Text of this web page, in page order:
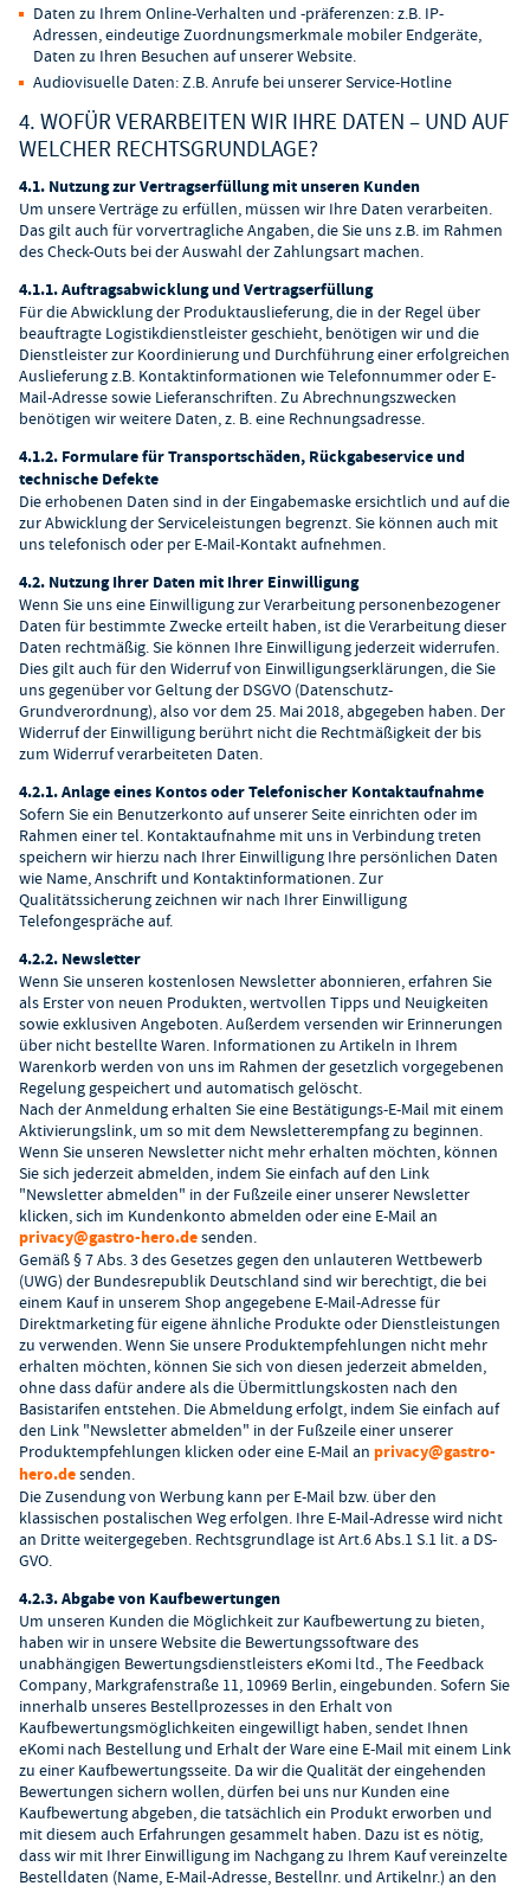
Daten zu Ihrem Online-Verhalten und -präferenzen: z.B. IP-
Adressen, eindeutige Zuordnungsmerkmale mobiler Endgeräte,
Daten zu Ihren Besuchen auf unserer Website.
Audiovisuelle Daten: Z.B. Anrufe bei unserer Service-Hotline
4. WOFÜR VERARBEITEN WIR IHRE DATEN – UND AUF
WELCHER RECHTSGRUNDLAGE?
4.1. Nutzung zur Vertragserfüllung mit unseren Kunden
Um unsere Verträge zu erfüllen, müssen wir Ihre Daten verarbeiten.
Das gilt auch für vorvertragliche Angaben, die Sie uns z.B. im Rahmen
des Check-Outs bei der Auswahl der Zahlungsart machen.
4.1.1. Auftragsabwicklung und Vertragserfüllung
Für die Abwicklung der Produktauslieferung, die in der Regel über
beauftragte Logistikdienstleister geschieht, benötigen wir und die
Dienstleister zur Koordinierung und Durchführung einer erfolgreichen
Auslieferung z.B. Kontaktinformationen wie Telefonnummer oder E-
Mail-Adresse sowie Lieferanschriften. Zu Abrechnungszwecken
benötigen wir weitere Daten, z. B. eine Rechnungsadresse.
4.1.2. Formulare für Transportschäden, Rückgabeservice und
technische Defekte
Die erhobenen Daten sind in der Eingabemaske ersichtlich und auf die
zur Abwicklung der Serviceleistungen begrenzt. Sie können auch mit
uns telefonisch oder per E-Mail-Kontakt aufnehmen.
4.2. Nutzung Ihrer Daten mit Ihrer Einwilligung
Wenn Sie uns eine Einwilligung zur Verarbeitung personenbezogener
Daten für bestimmte Zwecke erteilt haben, ist die Verarbeitung dieser
Daten rechtmäßig. Sie können Ihre Einwilligung jederzeit widerrufen.
Dies gilt auch für den Widerruf von Einwilligungserklärungen, die Sie
uns gegenüber vor Geltung der DSGVO (Datenschutz-
Grundverordnung), also vor dem 25. Mai 2018, abgegeben haben. Der
Widerruf der Einwilligung berührt nicht die Rechtmäßigkeit der bis
zum Widerruf verarbeiteten Daten.
4.2.1. Anlage eines Kontos oder Telefonischer Kontaktaufnahme
Sofern Sie ein Benutzerkonto auf unserer Seite einrichten oder im
Rahmen einer tel. Kontaktaufnahme mit uns in Verbindung treten
speichern wir hierzu nach Ihrer Einwilligung Ihre persönlichen Daten
wie Name, Anschrift und Kontaktinformationen. Zur
Qualitätssicherung zeichnen wir nach Ihrer Einwilligung
Telefongespräche auf.
4.2.2. Newsletter
Wenn Sie unseren kostenlosen Newsletter abonnieren, erfahren Sie
als Erster von neuen Produkten, wertvollen Tipps und Neuigkeiten
sowie exklusiven Angeboten. Außerdem versenden wir Erinnerungen
über nicht bestellte Waren. Informationen zu Artikeln in Ihrem
Warenkorb werden von uns im Rahmen der gesetzlich vorgegebenen
Regelung gespeichert und automatisch gelöscht.
Nach der Anmeldung erhalten Sie eine Bestätigungs-E-Mail mit einem
Aktivierungslink, um so mit dem Newsletterempfang zu beginnen.
Wenn Sie unseren Newsletter nicht mehr erhalten möchten, können
Sie sich jederzeit abmelden, indem Sie einfach auf den Link
"Newsletter abmelden" in der Fußzeile einer unserer Newsletter
klicken, sich im Kundenkonto abmelden oder eine E-Mail an
privacy@gastro-hero.desenden.
Gemäß § 7 Abs. 3 des Gesetzes gegen den unlauteren Wettbewerb
(UWG) der Bundesrepublik Deutschland sind wir berechtigt, die bei
einem Kauf in unserem Shop angegebene E-Mail-Adresse für
Direktmarketing für eigene ähnliche Produkte oder Dienstleistungen
zu verwenden. Wenn Sie unsere Produktempfehlungen nicht mehr
erhalten möchten, können Sie sich von diesen jederzeit abmelden,
ohne dass dafür andere als die Übermittlungskosten nach den
Basistarifen entstehen. Die Abmeldung erfolgt, indem Sie einfach auf
den Link "Newsletter abmelden" in der Fußzeile einer unserer
Produktempfehlungen klicken oder eine E-Mail an privacy@gastro-
hero.desenden.
Die Zusendung von Werbung kann per E-Mail bzw. über den
klassischen postalischen Weg erfolgen. Ihre E-Mail-Adresse wird nicht
an Dritte weitergegeben. Rechtsgrundlage ist Art.6 Abs.1 S.1 lit. a DS-
GVO.
4.2.3. Abgabe von Kaufbewertungen
Um unseren Kunden die Möglichkeit zur Kaufbewertung zu bieten,
haben wir in unsere Website die Bewertungssoftware des
unabhängigen Bewertungsdienstleisters eKomi ltd., The Feedback
Company, Markgrafenstraße 11, 10969 Berlin, eingebunden. Sofern Sie
innerhalb unseres Bestellprozesses in den Erhalt von
Kaufbewertungsmöglichkeiten eingewilligt haben, sendet Ihnen
eKomi nach Bestellung und Erhalt der Ware eine E-Mail mit einem Link
zu einer Kaufbewertungsseite. Da wir die Qualität der eingehenden
Bewertungen sichern wollen, dürfen bei uns nur Kunden eine
Kaufbewertung abgeben, die tatsächlich ein Produkt erworben und
mit diesem auch Erfahrungen gesammelt haben. Dazu ist es nötig,
dass wir mit Ihrer Einwilligung im Nachgang zu Ihrem Kauf vereinzelte
Bestelldaten (Name, E-Mail-Adresse, Bestellnr. und Artikelnr.) an den